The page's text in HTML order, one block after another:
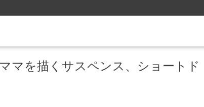
マを描くサスペンス、ショートド